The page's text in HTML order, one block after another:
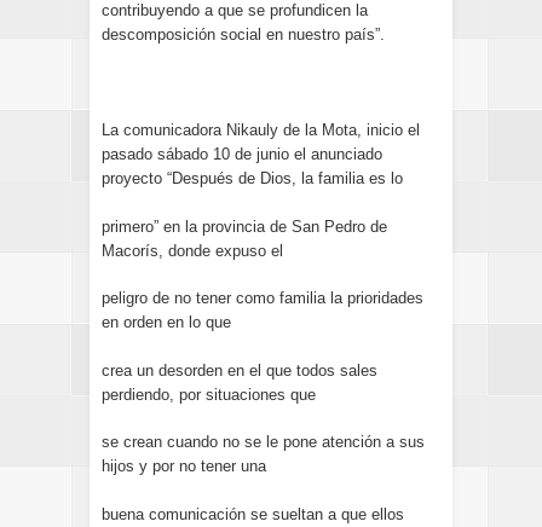
contribuyendo a que se profundicen la
descomposición social en nuestro país”.
La comunicadora Nikauly de la Mota, inicio el
pasado sábado 10 de junio el anunciado
proyecto “Después de Dios, la familia es lo
primero” en la provincia de San Pedro de
Macorís, donde expuso el
peligro de no tener como familia la prioridades
en orden en lo que
crea un desorden en el que todos sales
perdiendo, por situaciones que
se crean cuando no se le pone atención a sus
hijos y por no tener una
buena comunicación se sueltan a que ellos